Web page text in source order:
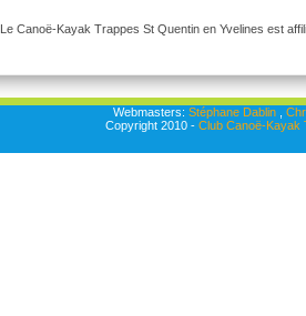
Le Canoë-Kayak Trappes St Quentin en Yvelines est
Webmasters: Stéphane Dablin,
Copyright 2010 - Club Canoë-Kayak